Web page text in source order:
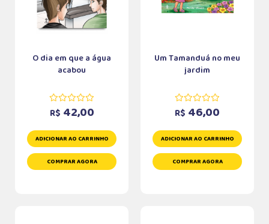
O dia em que a água
acabou
R$ 42,00
ADICIONAR AO CARRINHO
COMPRAR AGORA
Um Tamanduá no meu
jardim
R$ 46,00
ADICIONAR AO CARRINHO
COMPRAR AGORA